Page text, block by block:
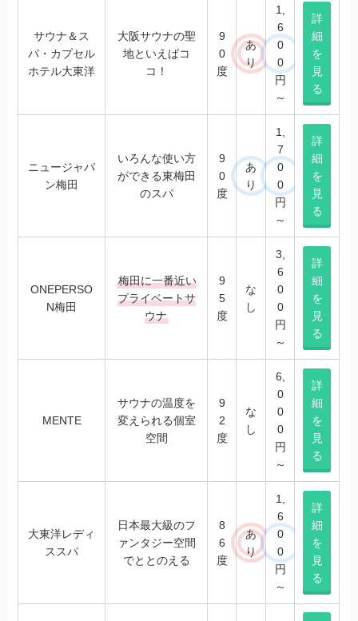
サウナ＆ス
パ・カプセル
ホテル大東洋
大阪サウナの聖
地といえばコ
コ！
9
0
度
あ
り
1,
6
0
0
円
～
詳
細
を
見
る
ニュージャパ
ン梅田
いろんな使い方
ができる東梅田
のスパ
9
0
度
あ
り
1,
7
0
0
円
～
詳
細
を
見
る
ONEPERSO
N梅田
梅田に一番近い
プライベートサ
ウナ
9
5
度
な
し
3,
6
0
0
円
～
詳
細
を
見
る
MENTE
サウナの温度を
変えられる個室
空間
9
2
度
な
し
6,
0
0
0
円
～
詳
細
を
見
る
大東洋レディ
ススパ
日本最大級のフ
ァンタジー空間
でととのえる
8
6
度
あ
り
1,
6
0
0
円
～
詳
細
を
見
る